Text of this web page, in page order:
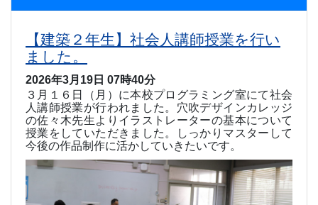
【建築２年生】社会人講師授業を行い
ました。
2026年3月19日 07時40分
３月１６日（月）に本校プログラミング室にて社会
人講師授業が行われました。穴吹デザインカレッジ
の佐々木先生よりイラストレーターの基本について
授業をしていただきました。しっかりマスターして
今後の作品制作に活かしていきたいです。